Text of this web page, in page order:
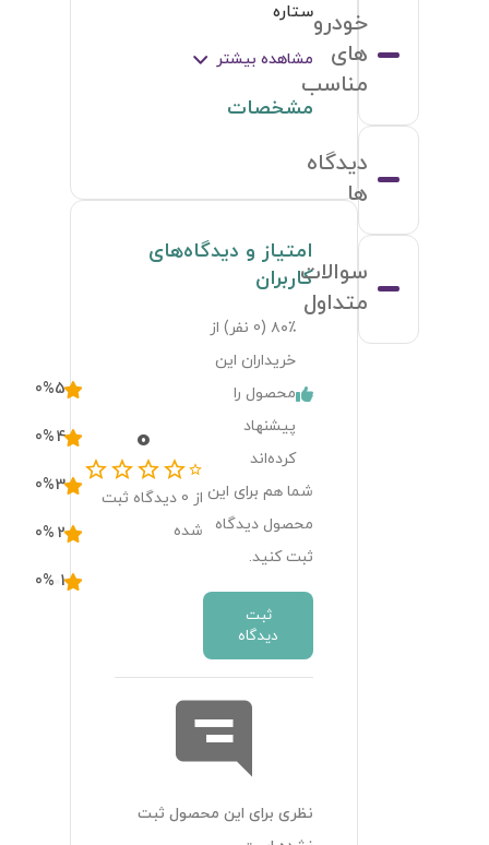
خودرو
های
مناسب
دیدگاه
ها
سوالات
متداول
ستاره
مشاهده بیشتر
مشخصات
امتیاز و دیدگاه‌های
کاربران
۸۰٪ ( 0 نفر) از
خریداران این
محصول را
پیشنهاد
کرده‌اند
شما هم برای این
محصول دیدگاه
ثبت کنید.
ثبت
دیدگاه
0
از 0 دیدگاه ثبت
شده
5
0%
4
0%
3
0%
2
0%
1
0%
نظری برای این محصول ثبت